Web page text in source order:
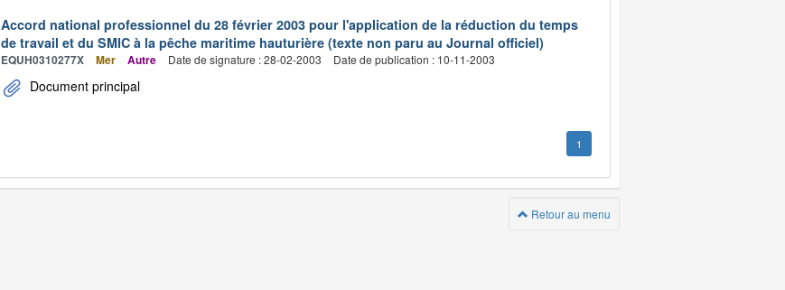
Accord national professionnel du 28 février 2003 pour l'application de la réduction du temps
de travail et du SMIC à la pêche maritime hauturière (texte non paru au Journal officiel)
EQUH0310277X Mer Autre Date de signature : 28-02-2003 Date de publication : 10-11-2003
Document principal
1
Retour au menu